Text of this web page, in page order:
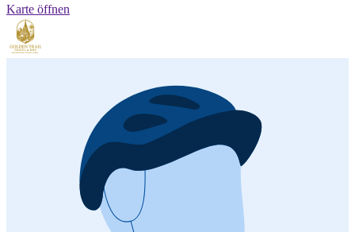
Karte öffnen